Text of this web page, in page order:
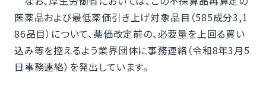
医薬品および最低薬価引き上げ対象品目（585成分3,1
86品目）について、薬価改定前の、必要量を上回る買い
込み等を控えるよう業界団体に事務連絡（令和8年3月5
日事務連絡）を発出しています。